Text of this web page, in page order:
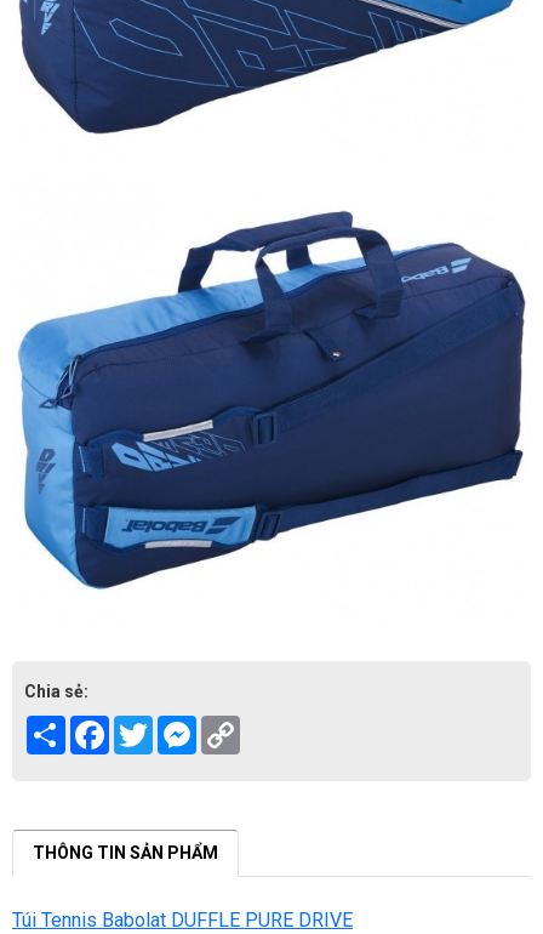
Chia sẻ:
Share Facebook
TwitterMessenger
THÔNG TIN SẢN PHẨM
Túi Tennis Babolat DUFFLE PURE DRIVE